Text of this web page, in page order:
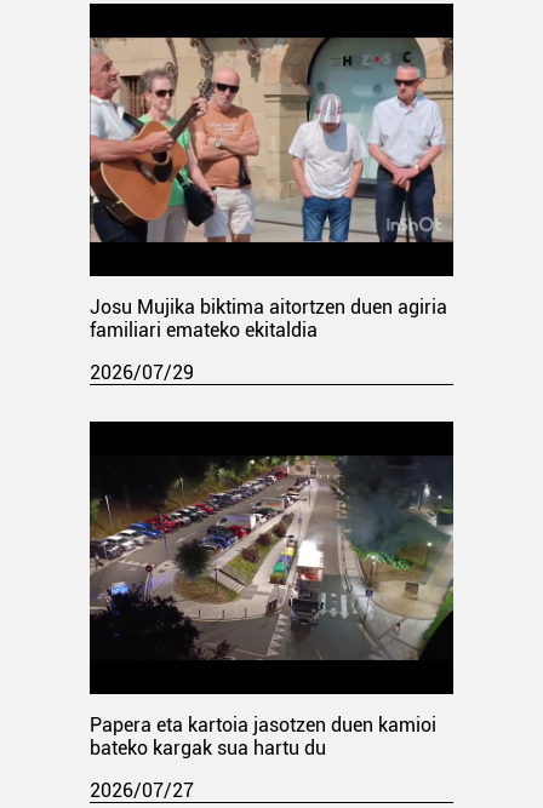
Josu Mujika biktima aitortzen duen agiria
familiari emateko ekitaldia
2026/07/29
Papera eta kartoia jasotzen duen kamioi
bateko kargak sua hartu du
2026/07/27